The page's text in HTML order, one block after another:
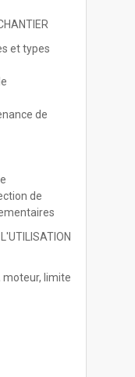
et types
de
de
moteur, limite